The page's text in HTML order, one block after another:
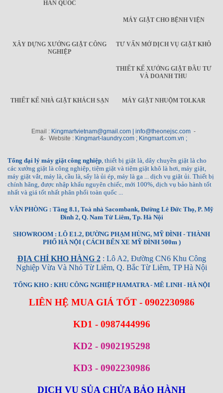
HÀN QUỐC
MÁY GIẶT CHO BỆNH VIỆN
XÂY DỰNG XƯỞNG GIẶT CÔNG
NGHIỆP
TƯ VẤN MỞ DỊCH VỤ GIẶT KHÔ
THIẾT KẾ XƯỞNG GIẶT ĐẦU TƯ
VÀ DOANH THU
THIẾT KẾ NHÀ GIẶT KHÁCH SẠN MÁY GIẶT NHUỘM TOLKAR
Email : Kingmartvietnam@gmail.com | info@theonejsc.com -
&- Website : Kingmart-laundry.com ; Kingmart.com.vn ;
Tổng đại lý máy giặt công nghiệp , thiết bị giặt là, dây chuyền giặt là cho
các xưởng giặt là công nghiệp, tiệm giặt và tiệm giặt khô là hơi, máy giặt,
máy giặt vắt, máy là, cầu là, sấy là ủi ép, máy là ga ... dịch vụ giặt ủi. Thiết bị
chính hãng, được nhập khẩu nguyên chiếc, mới 100%, dịch vụ bảo hành tốt
nhất và giá tốt nhất phân phối toàn quốc ...
VĂN PHÒNG : Tầng 8.1, Toà nhà Sacombank, Đường Lê Đức Thọ, P. Mỹ
Đình 2, Q. Nam Từ Liêm, Tp. Hà Nội
SHOWROOM : LÔ E1.2, ĐƯỜNG PHẠM HÙNG, MỸ ĐÌNH - THÀNH
PHỐ HÀ NỘI ( CÁCH BẾN XE MỸ ĐÌNH 500m )
ĐỊA CHỈ KHO HÀNG 2: Lô A2, Đường CN6 Khu Công
Nghiệp Vừa Và Nhỏ Từ Liêm, Q. Bắc Từ Liêm, TP Hà Nội
TỔNG KHO : KHU CÔNG NGHIỆP HAMATRA - MÊ LINH - HÀ NỘI
LIÊN HỆ MUA GIÁ TỐT - 0902230986
KD1 - 0987444996
KD2 - 0902195298
KD3 - 0902230986
DỊCH VỤ SỦA CHỬA BẢO HÀNH